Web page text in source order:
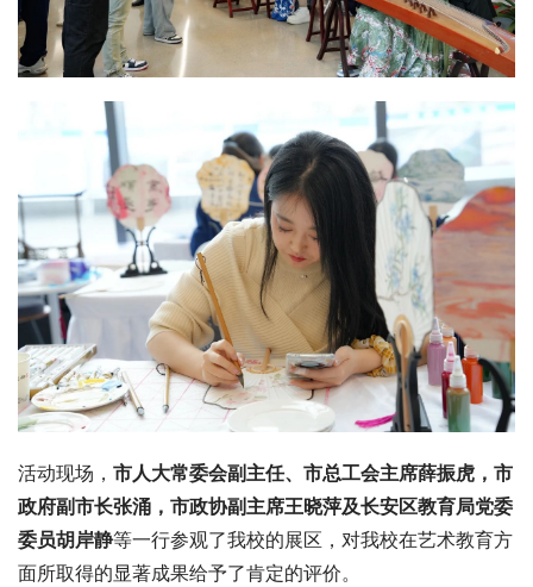
活动现场， 市人大常委会副主任、市总工会主席薛振虎，市
政府副市长张涌，市政协副主席王晓萍及长安区教育局党委
委员胡岸静等一行参观了我校的展区，对我校在艺术教育方
面所取得的显著成果给予了肯定的评价。